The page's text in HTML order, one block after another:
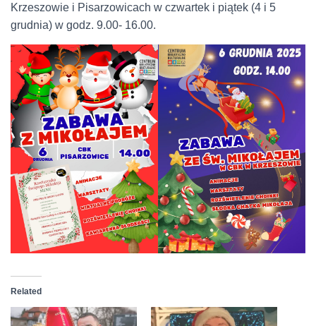
Krzeszowie i Pisarzowicach w czwartek i piątek (4 i 5
grudnia) w godz. 9.00- 16.00.
Related